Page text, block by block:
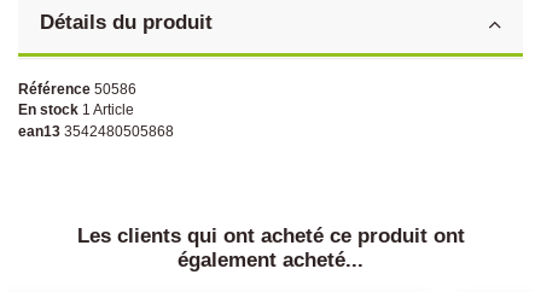
Détails du produit
Référence 50586
En stock 1 Article
ean13 3542480505868
Les clients qui ont acheté ce produit ont
également acheté...